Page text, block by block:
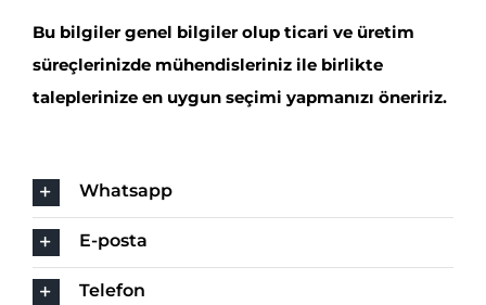
Bu bilgiler genel bilgiler olup ticari ve üretim
süreçlerinizde mühendisleriniz ile birlikte
taleplerinize en uygun seçimi yapmanızı öneririz.
Whatsapp
E-posta
Telefon